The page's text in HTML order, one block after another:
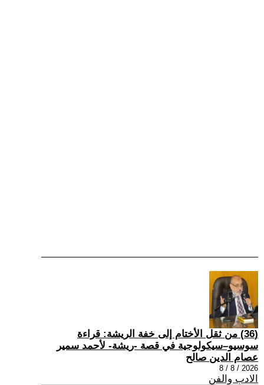
(36) من ثقل الأختام إلى خفة الريشة: قراءة
سوسيو–سيكولوجية في قصة -ريشة- لأحمد سمير
عصام الدين صالح
2026 / 8 / 8
الادب والفن